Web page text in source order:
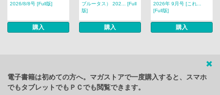
2026/8/8号 [Full版]
購入
ブルータス） 202... [Full
版]
購入
2026年 9月号 [これ...
[Full版]
購入
電子書籍は初めての方へ。マガストアで一度購入すると、スマホ
でもタブレットでもＰＣでも閲覧できます。